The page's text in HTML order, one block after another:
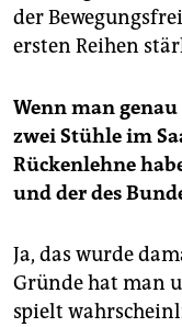
der
ersten Reihen
Wenn man
zwei Stühle im
Rückenlehne
und der des
Ja, das wurde
Gründe hat man
spielt